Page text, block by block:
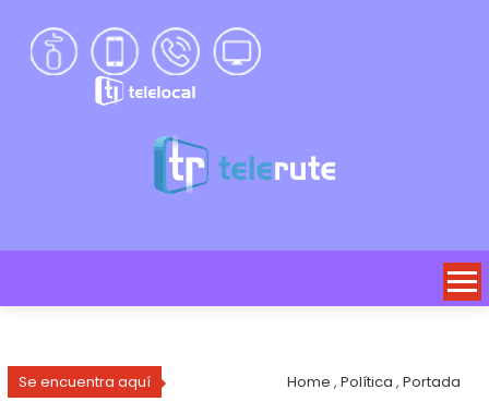
Se encuentra aquí Home ,Política ,Portada